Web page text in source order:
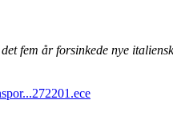
fem år forsinkede nye